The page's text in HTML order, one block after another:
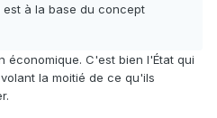
à la base du concept
économique. C'est bien l'État qui
la moitié de ce qu'ils